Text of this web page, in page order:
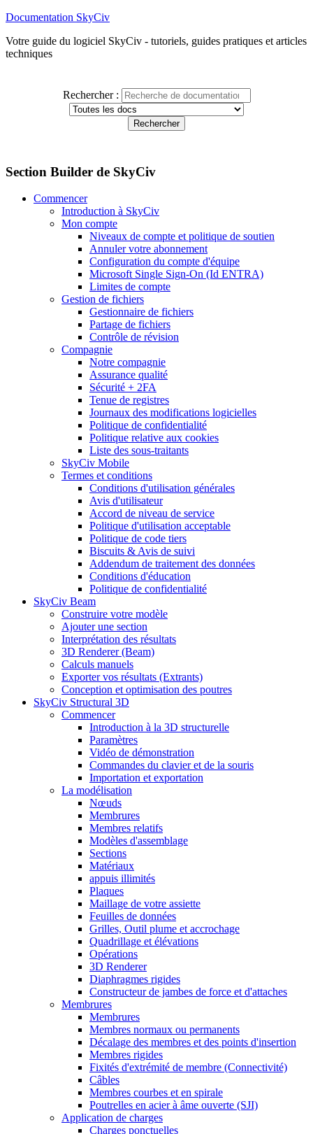
Documentation SkyCiv
Votre guide du logiciel SkyCiv - tutoriels, guides pratiques et articles
techniques
Rechercher :
Section Builder de SkyCiv
Commencer
Introduction à SkyCiv
Mon compte
Niveaux de compte et politique de soutien
Annuler votre abonnement
Configuration du compte d'équipe
Microsoft Single Sign-On (Id ENTRA)
Limites de compte
Gestion de fichiers
Gestionnaire de fichiers
Partage de fichiers
Contrôle de révision
Compagnie
Notre compagnie
Assurance qualité
Sécurité + 2FA
Tenue de registres
Journaux des modifications logicielles
Politique de confidentialité
Politique relative aux cookies
Liste des sous-traitants
SkyCiv Mobile
Termes et conditions
Conditions d'utilisation générales
Avis d'utilisateur
Accord de niveau de service
Politique d'utilisation acceptable
Politique de code tiers
Biscuits & Avis de suivi
Addendum de traitement des données
Conditions d'éducation
Politique de confidentialité
SkyCiv Beam
Construire votre modèle
Ajouter une section
Interprétation des résultats
3D Renderer (Beam)
Calculs manuels
Exporter vos résultats (Extrants)
Conception et optimisation des poutres
SkyCiv Structural 3D
Commencer
Introduction à la 3D structurelle
Paramètres
Vidéo de démonstration
Commandes du clavier et de la souris
Importation et exportation
La modélisation
Nœuds
Membrures
Membres relatifs
Modèles d'assemblage
Sections
Matériaux
appuis illimités
Plaques
Maillage de votre assiette
Feuilles de données
Grilles, Outil plume et accrochage
Quadrillage et élévations
Opérations
3D Renderer
Diaphragmes rigides
Constructeur de jambes de force et d'attaches
Membrures
Membrures
Membres normaux ou permanents
Décalage des membres et des points d'insertion
Membres rigides
Fixités d'extrémité de membre (Connectivité)
Câbles
Membres courbes et en spirale
Poutrelles en acier à âme ouverte (SJI)
Application de charges
Charges ponctuelles